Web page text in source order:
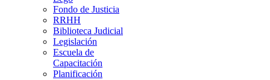
Fondo de Justicia
RRHH
Biblioteca Judicial
Legislación
Escuela de
Capacitación
Planificación